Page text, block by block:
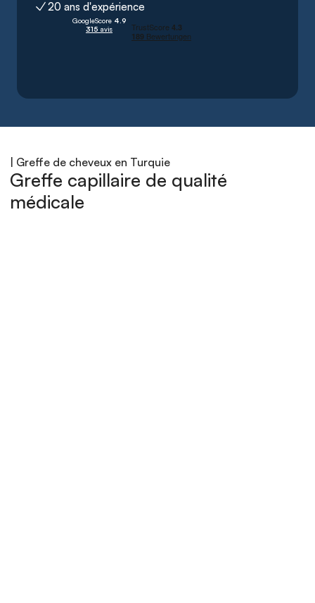
20 ans d'expérience
GoogleScore 4.9
315 avis
| Greffe de cheveux en Turquie
Greffe capillaire de qualité
médicale